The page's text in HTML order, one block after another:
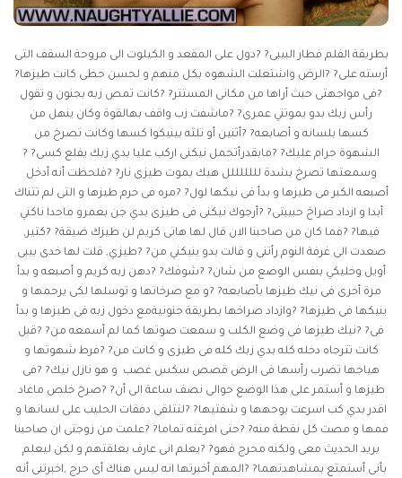
بطريقة الفلم فطار البيبى? ?دول على المقعد و الكيلوت الى مروحة السقف التى
أرسته على? ?الرض واشتعلت الشهوه بكل منهم و لحسن حظى كانت طيزها?
?فى مواجهتى حيث أراها من مكانى المستتر? ?كانت تمص زبه بجنون و تقول
رأس زبك بدو يموتني عمرى? ?ماشفت زب واقف بهالقوة وكان ينهل من
كسها بلسانه و أصابعه? ?أثنين أو تلثه بينيكوا كسها وكانت تصرخ من
الشهوة حرام عليك? ?مابقدرأتحمل نيكنى اركب عليا بدي زبك يفلع كسى? ?
وسمعتها تصرخ بشدة لللللللل هيك بموت طيزى نار? ?فلحظت أنه أدخل
أصبعه الكبر فى طيزها و بدأ فى نيكها لول? ?مره فى خرم طيزها و التى لم تتناك
أبدا و ازداد صراخ حبيبتى? ?أرجوك نيكنى فى طيزى بدي جن بعمرو ماحدا ناكني
فيها? ?فما كان من صاحبنا الان قال لها هاتى كريم لن طيزك ضيقة? ?كتير,
صعدت الى غرفة النوم رأتنى و قالت بدو ينيكني من? ?طيزي, قلت لها خدى بيبى
أويل وخليكي بنفس الوضع من شان? ?شوفك? ?دهن زبه كريم و أصبعه و بدأ
مرة أخرى فى نيك طيزها بأصابعه? ?و مع صرخاتها و توسلها لكى يرحمها و
ينيكها فى طيزها? ?وازداد صراخها بطريقة جنونيةمع دخول زبه فى طيزها و بدأ
فى? ?نيك طيزها فى وضع الكلب و سمعت صوتها كما لم أسمعه من? ?قبل
كانت تترجاه دخله كله بدي زبك كله فى طيزى و كانت من? ?فرط شهوتها و
هياجها تضرب رأسها فى الرض قصص سكس غصب و هو نازل نيك? ?فى
طيزها و أستمر على هذا الوضع حوالى نصف ساعة الى أن? ?صرخ خلص ماعاد
اقدر بدي كب اسرعت بوجهها و شفتيها? ?لتتلقى دفقات الحليب على لسانها و
فمها و مصت كل نقطة منه? ?حتى افرغته تماما? ?علمت من زوجتى ان صاحبنا
يريد الحديث معى ولكنه محرج فهو? ?يعلم انى عارف بعلقتهم و لكن ليعلم
بأنى أستمتع بمشاهدتهما? ?المهم أخبرتها انه ليس هناك أى حرج ,اخبرتنى أنه